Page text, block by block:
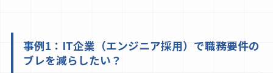
事例1：IT企業（エンジニア採用）で職務要件の
ブレを減らしたい？